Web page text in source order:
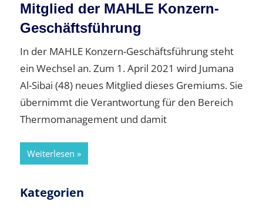
Mitglied der MAHLE Konzern-
Geschäftsführung
In der MAHLE Konzern-Geschäftsführung steht
ein Wechsel an. Zum 1. April 2021 wird Jumana
Al-Sibai (48) neues Mitglied dieses Gremiums. Sie
übernimmt die Verantwortung für den Bereich
Thermomanagement und damit
Weiterlesen
Kategorien